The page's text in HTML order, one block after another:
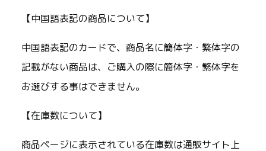
【中国語表記の商品について】
中国語表記のカードで、商品名に簡体字・繁体字の
記載がない商品は、ご購入の際に簡体字・繁体字を
お選びする事はできません。
【在庫数について】
商品ページに表示されている在庫数は通販サイト上